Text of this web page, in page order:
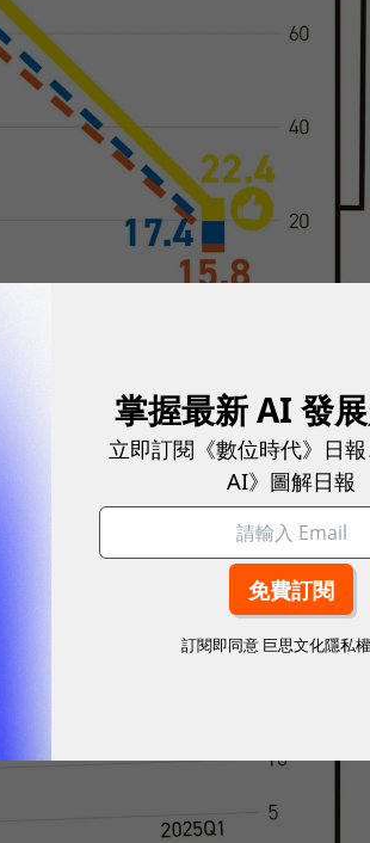
掌握最新 AI 發
立即訂閱《數位時代》日
AI》圖解日報
訂閱即同意 巨思文化隱私